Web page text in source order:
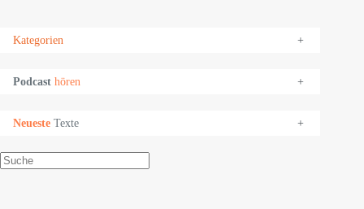
Kategorien +
Podcast hören +
Neueste Texte +
Suchen